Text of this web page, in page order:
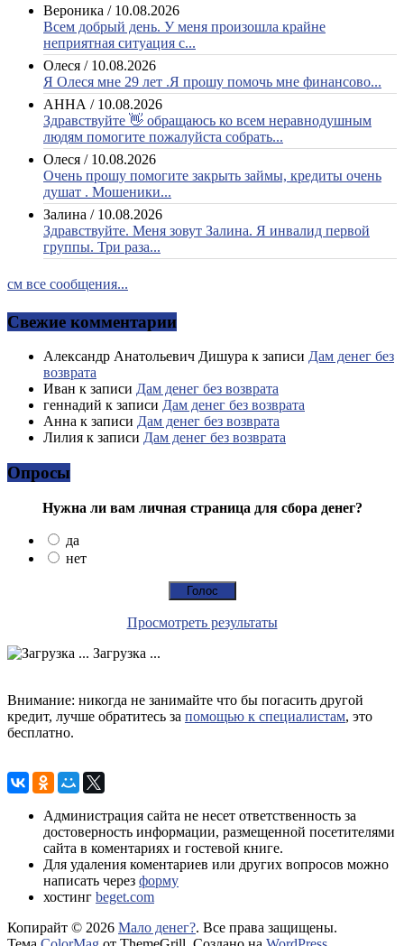
Вероника / 10.08.2026
Всем добрый день. У меня произошла крайне
неприятная ситуация с...
Олеся / 10.08.2026
Я Олеся мне 29 лет .Я прошу помочь мне финансово...
АННА / 10.08.2026
Здравствуйте 👋 обращаюсь ко всем неравнодушным
людям помогите пожалуйста собрать...
Олеся / 10.08.2026
Очень прошу помогите закрыть займы, кредиты очень
душат . Мошеники...
Залина / 10.08.2026
Здравствуйте. Меня зовут Залина. Я инвалид первой
группы. Три раза...
см все сообщения...
Свежие комментарии
Александр Анатольевич Дишура к записи Дам денег без
возврата
Иван к записи Дам денег без возврата
геннадий к записи Дам денег без возврата
Анна к записи Дам денег без возврата
Лилия к записи Дам денег без возврата
Опросы
Нужна ли вам личная страница для сбора денег?
да
нет
Просмотреть результаты
Загрузка ...
Внимание: никогда не занимайте что бы погасить другой
кредит, лучше обратитесь за помощью к специалистам, это
бесплатно.
Администрация сайта не несет ответственность за
достоверность информации, размещенной посетителями
сайта в коментариях и гостевой книге.
Для удаления коментариев или других вопросов можно
написать через форму
хостинг beget.com
Копирайт © 2026 Мало денег?. Все права защищены.